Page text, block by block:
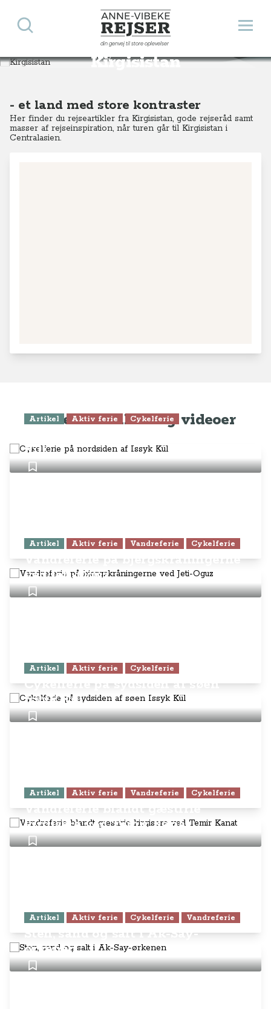
Anne-Vibeke Rejser
din genvej til store oplevelser
Åbn
Søg
Kirgisistan
Destinationer Asien Kirgisistan
- et land med store kontraster
Her finder du rejseartikler fra Kirgisistan, gode rejseråd samt
masser af rejseinspiration, når turen går til Kirgisistan i
Centralasien.
Seneste artikler og videoer
Artikel Aktiv ferie Cykelferie
Kül
Artikel Aktiv ferie Vandreferie Cykelferie
Vandreferie på bjergskråningerne
ved Jeti-Oguz
Artikel Aktiv ferie Cykelferie
Cykelferie på sydsiden af søen
Issyk Kül
Artikel Aktiv ferie Vandreferie Cykelferie
Vandreferie blandt gæstfrie
kirgisere ved Temir Kanat
Artikel Aktiv ferie Cykelferie Vandreferie
Sten, sand og salt i Ak-Say-
ørkenen